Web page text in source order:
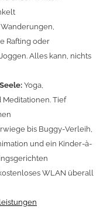
Rafting oder
Alles kann, nichts
Yoga,
Meditationen. Tief
bis Buggy-Verleih,
und ein Kinder-à-
WLAN überall